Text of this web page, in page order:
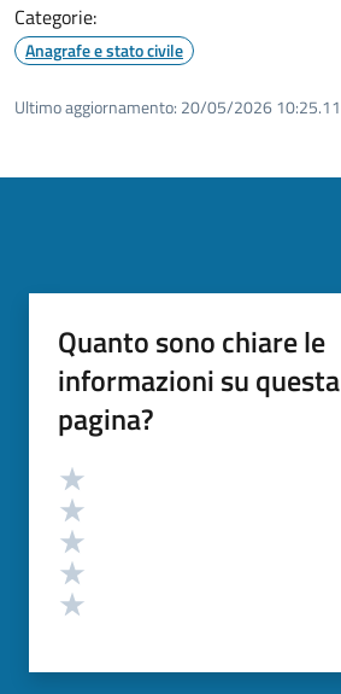
Categorie:
Anagrafe e stato civile
Ultimo aggiornamento: 20/05/2026 10:25.11
Quanto sono chiare le
informazioni su questa
pagina?
Valutazione